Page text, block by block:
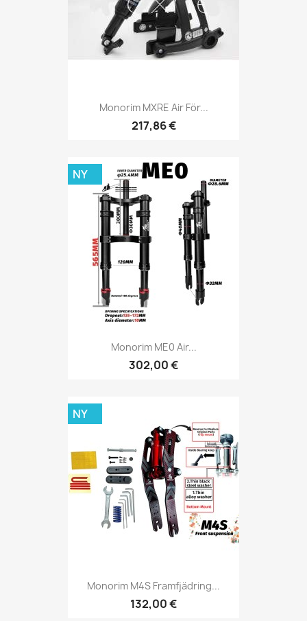
Monorim MXRE Air För...
217,86 €
Monorim ME0 Air...
302,00 €
NY
Monorim M4S Framfjädring...
132,00 €
NY